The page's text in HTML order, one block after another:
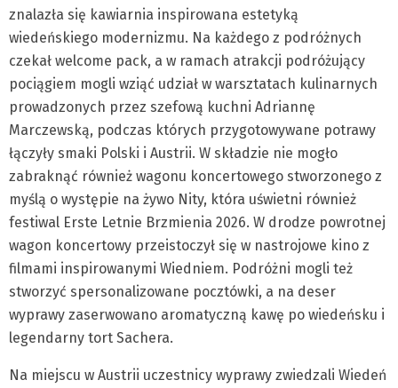
znalazła się kawiarnia inspirowana estetyką
wiedeńskiego modernizmu. Na każdego z podróżnych
czekał welcome pack, a w ramach atrakcji podróżujący
pociągiem mogli wziąć udział w warsztatach kulinarnych
prowadzonych przez szefową kuchni Adriannę
Marczewską, podczas których przygotowywane potrawy
łączyły smaki Polski i Austrii. W składzie nie mogło
zabraknąć również wagonu koncertowego stworzonego z
myślą o występie na żywo Nity, która uświetni również
festiwal Erste Letnie Brzmienia 2026. W drodze powrotnej
wagon koncertowy przeistoczył się w nastrojowe kino z
filmami inspirowanymi Wiedniem. Podróżni mogli też
stworzyć spersonalizowane pocztówki, a na deser
wyprawy zaserwowano aromatyczną kawę po wiedeńsku i
legendarny tort Sachera.
Na miejscu w Austrii uczestnicy wyprawy zwiedzali Wiedeń